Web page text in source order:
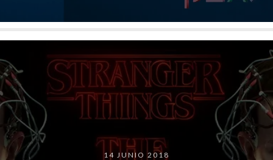
14 JUNIO 2018